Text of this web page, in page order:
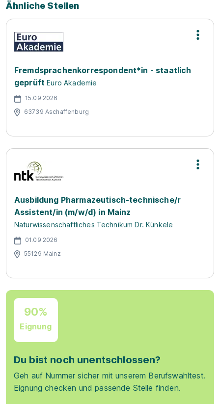
Ähnliche Stellen
Fremdsprachenkorrespondent*in - staatlich
geprüft Euro Akademie
15.09.2026
63739 Aschaffenburg
Ausbildung Pharmazeutisch-technische/r
Assistent/in (m/w/d) in Mainz
Naturwissenschaftliches Technikum Dr. Künkele
01.09.2026
55129 Mainz
90%
Eignung
Du bist noch unentschlossen?
Geh auf Nummer sicher mit unserem Berufswahltest.
Eignung checken und passende Stelle finden.